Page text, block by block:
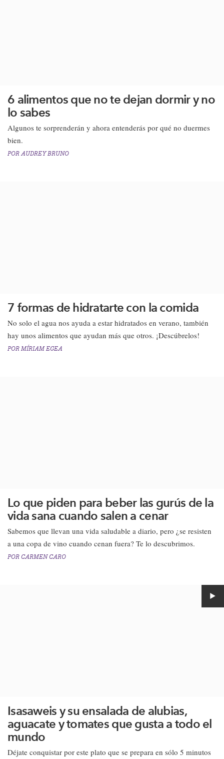
6 alimentos que no te dejan dormir y no
lo sabes
Algunos te sorprenderán y ahora entenderás por qué no duermes
bien.
PORAUDREY BRUNO
7 formas de hidratarte con la comida
​No solo el agua nos ayuda a estar hidratados en verano, también
hay unos alimentos que ayudan más que otros. ¡Descúbrelos!​
POR MÍRIAM EGEA
Lo que piden para beber las gurús de la
vida sana cuando salen a cenar
Sabemos que llevan una vida saludable a diario, pero ¿se resisten
a una copa de vino cuando cenan fuera? Te lo descubrimos.​
POR CARMEN CARO
Isasaweis y su ensalada de alubias,
aguacate y tomates que gusta a todo el
mundo
​​Déjate conquistar por este plato que se prepara en sólo 5 minutos